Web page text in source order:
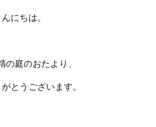
んにちは。
の庭のおたより、
とうございます。